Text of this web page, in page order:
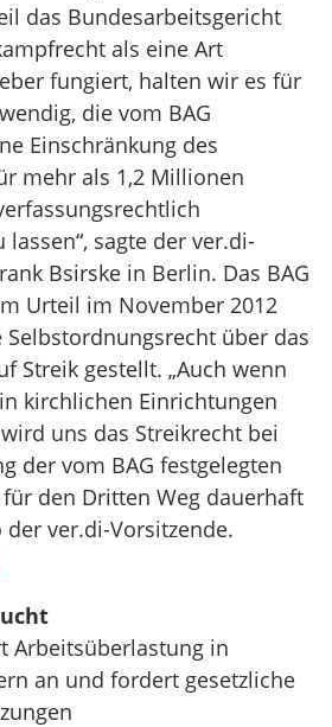
das Bundesarbeitsgericht
als eine Art
fungiert, halten wir es für
die vom BAG
Einschränkung des
mehr als 1,2 Millionen
sagte der ver.di-
Bsirske in Berlin. Das BAG
Urteil im November 2012
Selbstordnungsrecht über das
Streik gestellt. „Auch wenn
kirchlichen Einrichtungen
uns das Streikrecht bei
der vom BAG festgelegten
den Dritten Weg dauerhaft
der ver.di-Vorsitzende.
Arbeitsüberlastung in
an und fordert gesetzliche